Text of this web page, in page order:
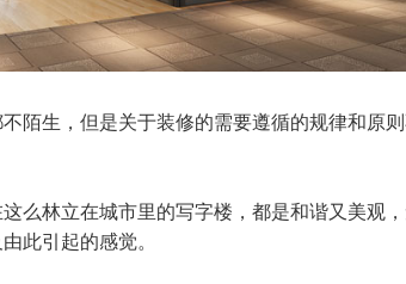
生，但是关于装修的需要遵循的规律和原
林立在城市里的写字楼，都是和谐又美观
此引起的感觉。